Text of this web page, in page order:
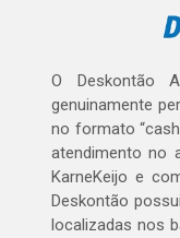
O Deskontão
genuinamente
no formato
atendimento no
KarneKeijo e
Deskontão
localizadas nos